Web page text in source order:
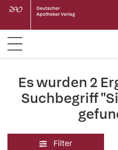
Es wurden 2
Suchbegriff
Filter